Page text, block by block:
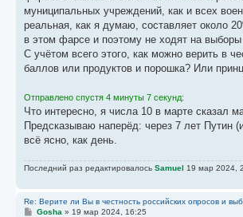
муниципальных учреждений, как и всех
реальная, как я думаю, составляет около
в этом фарсе и поэтому не ходят на
С учётом всего этого, как можно верить в
баллов или продуктов и порошка? Или
Отправлено спустя 4 минуты 7 секунд:
Что интересно, я числа 10 в марте сказал
Предсказываю наперёд: через 7 лет Путин
всё ясно, как день.
Последний раз редактировалось Samuel 19 мар 2024,
Re: Верите ли Вы в честность российских опросов и
СGosha » 19 мар 2024, 16:25